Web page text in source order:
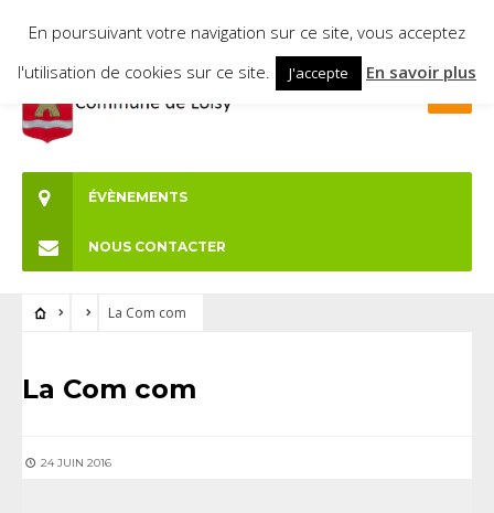
ÉVÈNEMENTS
NOUS CONTACTER
La Com com
La Com com
24 JUIN 2016
En poursuivant votre navigation sur ce site, vous acceptez
l'utilisation de cookies sur ce site.
J'accepte En savoir plus